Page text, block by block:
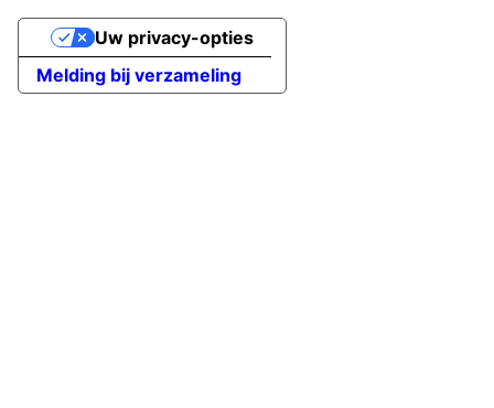
Melding bij verzameling
Uw privacy-opties